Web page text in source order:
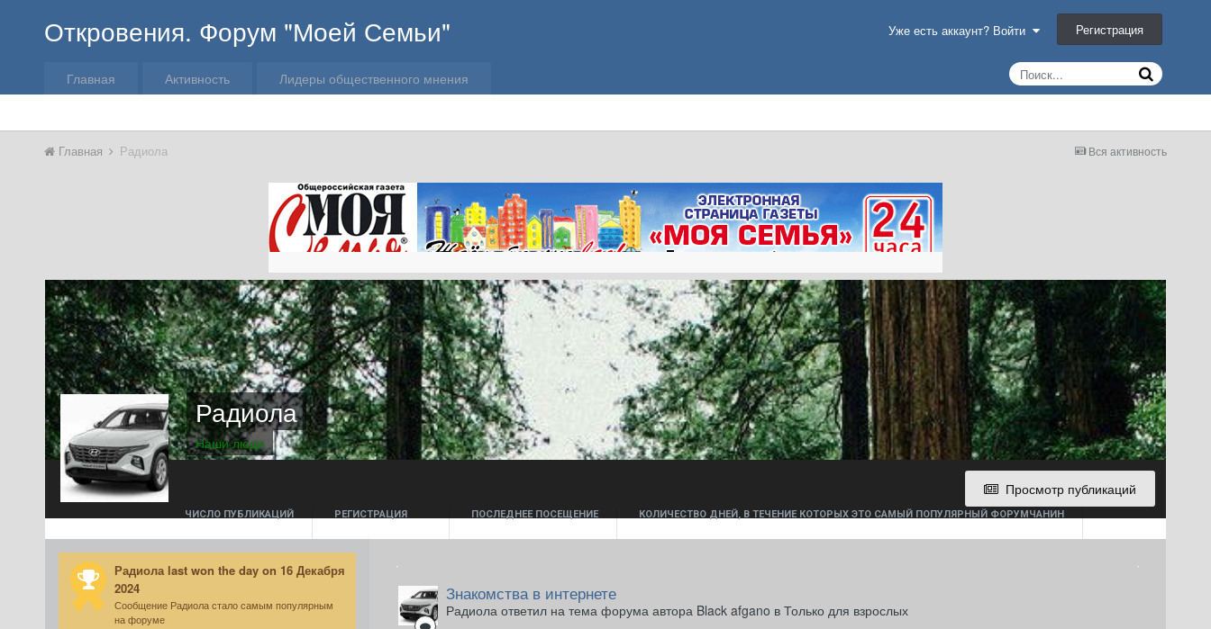
Откровения. Форум "Моей Семьи" Уже есть аккаунт? Войти Регистрация
Главная Активность Лидеры общественного мнения
Вся активность
Главная Радиола
Радиола
Наши люди
Просмотр публикаций
ЧИСЛО ПУБЛИКАЦИЙ РЕГИСТРАЦИЯ ПОСЛЕДНЕЕ ПОСЕЩЕНИЕ КОЛИЧЕСТВО ДНЕЙ, В ТЕЧЕНИЕ КОТОРЫХ ЭТО САМЫЙ ПОПУЛЯРНЫЙ ФОРУМЧАНИН
Радиола last won the day on 16 Декабря
2024
Сообщение Радиола стало самым популярным
на форуме
Знакомства в интернете
Радиола ответил на тема форума автора Black afgano в Только для взрослых